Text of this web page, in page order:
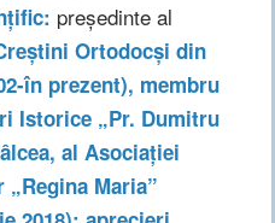
președinte al
Ortodocși din
în prezent), membru
Istorice „Pr. Dumitru
al Asociației
Maria”